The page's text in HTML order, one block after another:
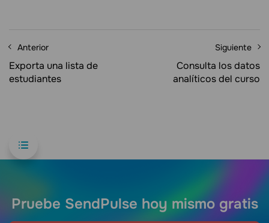
Anterior
Exporta una lista de
estudiantes
Siguiente
Consulta los datos
analíticos del curso
Pruebe SendPulse hoy mismo gratis